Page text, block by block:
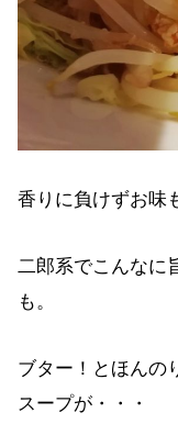
香りに負けずお味
二郎系でこんなに
も。
ブター！とほんの
スープが・・・